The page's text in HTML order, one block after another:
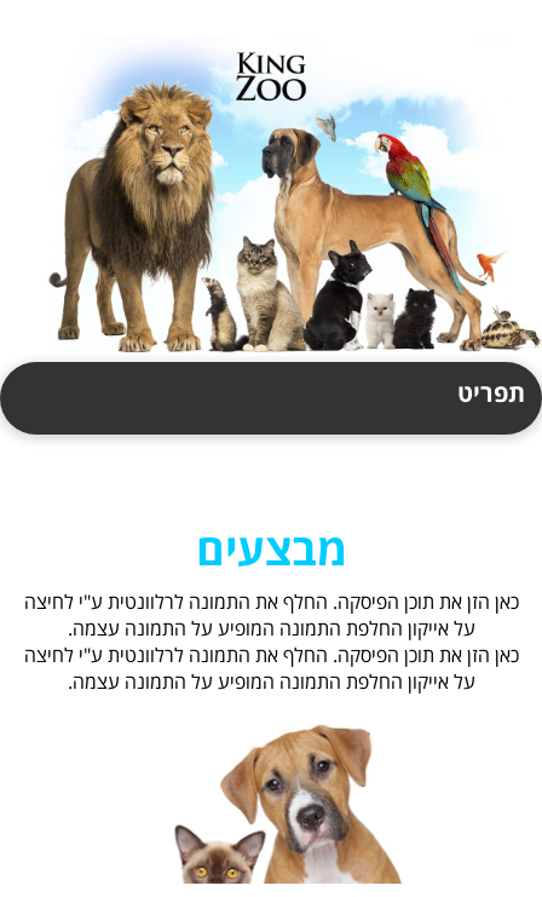
תפריט
מבצעים
כאן הזן את תוכן הפיסקה. החלף את התמונה לרלוונטית ע"י לחיצה
על אייקון החלפת התמונה המופיע על התמונה עצמה.
כאן הזן את תוכן הפיסקה. החלף את התמונה לרלוונטית ע"י לחיצה
על אייקון החלפת התמונה המופיע על התמונה עצמה.